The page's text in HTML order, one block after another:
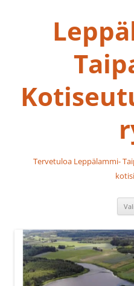
Tervetuloa Leppälammi-